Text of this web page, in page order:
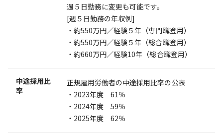
週５日勤務に変更も可能です。
[週５日勤務の年収例]
・約550万円／経験５年（専門職登用）
・約550万円／経験５年（総合職登用）
・約660万円／経験10年（総合職登用）
中途採用比
率
正規雇用労働者の中途採用比率の公表
・2023年度 61％
・2024年度 59％
・2025年度 62％